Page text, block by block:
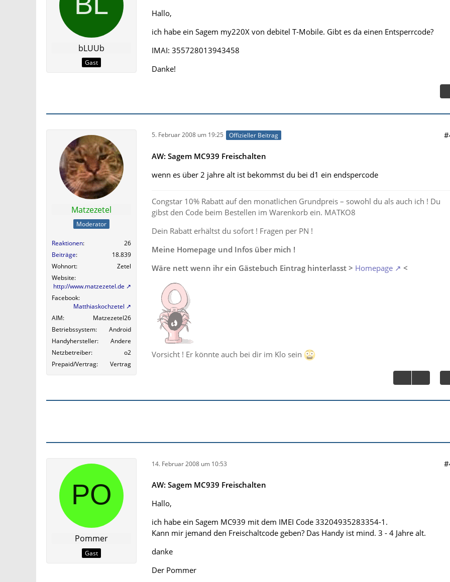
bLUUb
Gast
Hallo,
ich habe ein Sagem my220X von debitel T-Mobile. Gibt es da einen Entsperrcode?
IMAI: 355728013943458
Danke!
Matzezetel
Moderator
Reaktionen
26
Beiträge
18.839
Wohnort
Zetel
Website
http://www.matzezetel.de
Facebook
Matthiaskochzetel
AIM
Matzezetel26
Betriebssystem
Android
Handyhersteller
Andere
Netzbetreiber
o2
Prepaid/Vertrag
Vertrag
5. Februar 2008 um 19:25 Offizieller Beitrag
AW: Sagem MC939 Freischalten
wenn es über 2 jahre alt ist bekommst du bei d1 ein endspercode
Congstar 10% Rabatt auf den monatlichen Grundpreis – sowohl du als auch ich ! Du
gibst den Code beim Bestellen im Warenkorb ein. MATKO8
Dein Rabatt erhältst du sofort ! Fragen per PN !
Meine Homepage und Infos über mich !
Wäre nett wenn ihr ein Gästebuch Eintrag hinterlasst > Homepage <
Vorsicht ! Er könnte auch bei dir im Klo sein
Pommer
Gast
14. Februar 2008 um 10:53
AW: Sagem MC939 Freischalten
Hallo,
ich habe ein Sagem MC939 mit dem IMEI Code 33204935283354-1.
Kann mir jemand den Freischaltcode geben? Das Handy ist mind. 3 - 4 Jahre alt.
danke
Der Pommer